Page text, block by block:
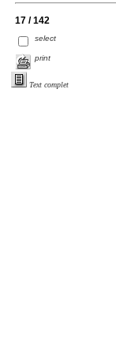
17 / 142
select
print
Text complet